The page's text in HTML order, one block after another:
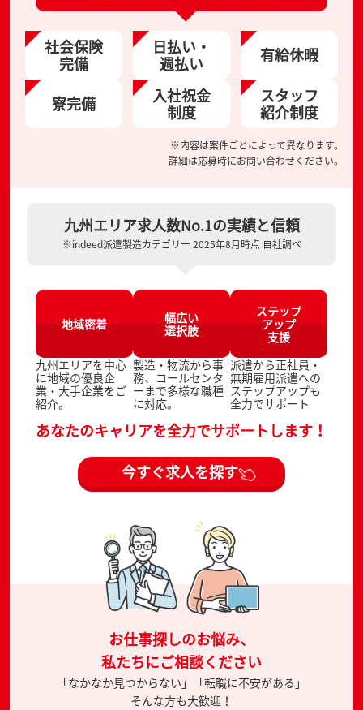
社会保険
完備
日払い・
週払い 有給休暇
寮完備 入社祝金
制度
スタッフ
紹介制度
※内容は案件ごとによって異なります。
詳細は応募時にお問い合わせください。
九州エリア求人数No.1の実績と信頼
※indeed派遣製造カテゴリー 2025年8月時点 自社調べ
地域密着
九州エリアを中心
に地域の優良企
業・大手企業をご
紹介。
幅広い
選択肢
製造・物流から事
務、コールセンタ
ーまで多様な職種
に対応。
ステップ
アップ
支援
派遣から正社員・
無期雇用派遣への
ステップアップも
全力でサポート
あなたのキャリアを全力でサポートします！
今すぐ求人を探す
お仕事探しのお悩み、
私たちにご相談ください
「なかなか見つからない」「転職に不安がある」
そんな方も大歓迎！